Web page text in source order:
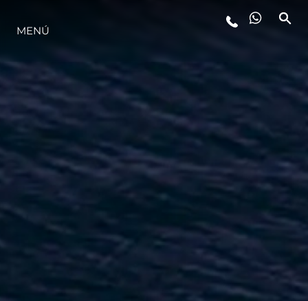
ESTILO DE VIDA
INNOVACIÓN
¿QUIÉNES SOMOS?
EL EQUIPO
ALGARVE ADVENTURES
MENÚ